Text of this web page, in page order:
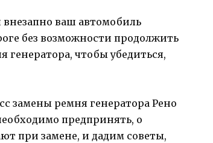
внезапно ваш автомобиль
без возможности продолжить
генератора, чтобы убедиться,
замены ремня генератора Рено
предпринять, о
при замене, и дадим советы,